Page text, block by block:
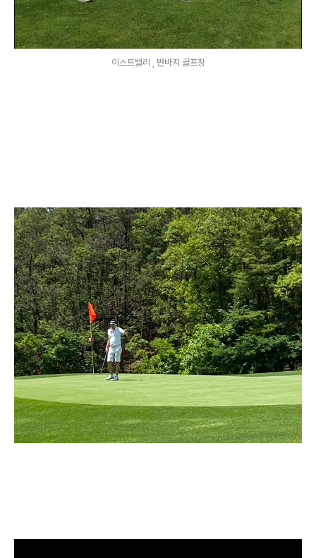
이스트밸리 , 반바지 골프장